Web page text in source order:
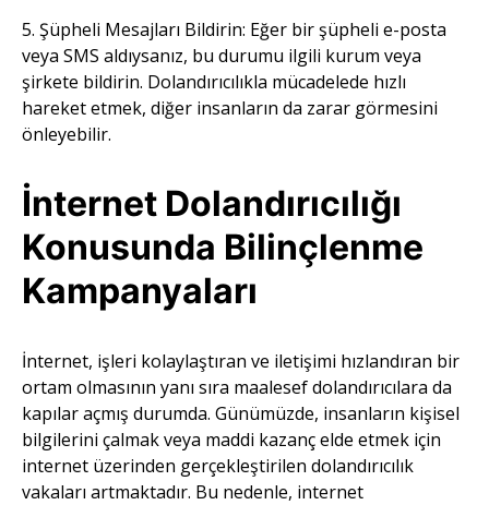
5. Şüpheli Mesajları Bildirin: Eğer bir şüpheli e-posta
veya SMS aldıysanız, bu durumu ilgili kurum veya
şirkete bildirin. Dolandırıcılıkla mücadelede hızlı
hareket etmek, diğer insanların da zarar görmesini
önleyebilir.
İnternet Dolandırıcılığı
Konusunda Bilinçlenme
Kampanyaları
İnternet, işleri kolaylaştıran ve iletişimi hızlandıran bir
ortam olmasının yanı sıra maalesef dolandırıcılara da
kapılar açmış durumda. Günümüzde, insanların kişisel
bilgilerini çalmak veya maddi kazanç elde etmek için
internet üzerinden gerçekleştirilen dolandırıcılık
vakaları artmaktadır. Bu nedenle, internet